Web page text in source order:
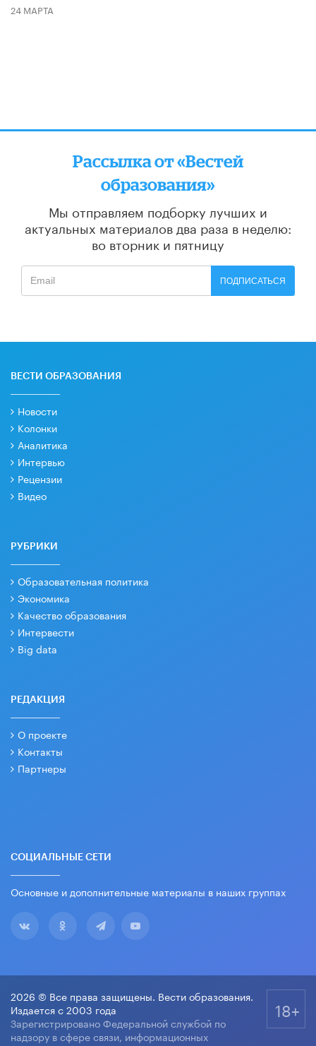
24 МАРТА
Рассылка от «Вестей
образования»
Мы отправляем подборку лучших и
актуальных материалов два раза в неделю:
во вторник и пятницу
ПОДПИСАТЬСЯ
ВЕСТИ ОБРАЗОВАНИЯ
Новости
Колонки
Аналитика
Интервью
Рецензии
Видео
РУБРИКИ
Образовательная политика
Экономика
Качество образования
Интервести
Big data
РЕДАКЦИЯ
О проекте
Контакты
Партнеры
СОЦИАЛЬНЫЕ СЕТИ
Основные и дополнительные материалы в наших группах
2026 © Все права защищены. Вести образования.
Издается с 2003 года
Зарегистрировано Федеральной службой по
надзору в сфере связи, информационных
18+